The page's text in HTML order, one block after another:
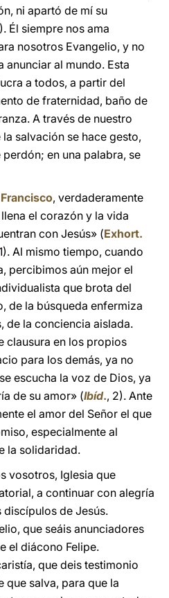
ni apartó de mí su
Él siempre nos ama
nosotros Evangelio, y no
anunciar al mundo. Esta
a todos, a partir del
de fraternidad, baño de
A través de nuestro
salvación se hace gesto,
en una palabra, se
, verdaderamente
el corazón y la vida
con Jesús» (Exhort.
Al mismo tiempo, cuando
percibimos aún mejor el
que brota del
de la búsqueda enfermiza
de la conciencia aislada.
clausura en los propios
para los demás, ya no
escucha la voz de Dios, ya
de su amor» (Ibíd., 2). Ante
el amor del Señor el que
especialmente al
la solidaridad.
vosotros, Iglesia que
a continuar con alegría
de Jesús.
que seáis anunciadores
el diácono Felipe.
que deis testimonio
que salva, para que la